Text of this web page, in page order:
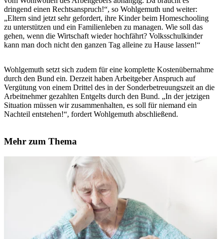
dringend einen Rechtsanspruch!“, so Wohlgemuth und weiter:
„Eltern sind jetzt sehr gefordert, ihre Kinder beim Homeschooling
zu unterstützen und ein Familienleben zu managen. Wie soll das
gehen, wenn die Wirtschaft wieder hochfährt? Volksschulkinder
kann man doch nicht den ganzen Tag alleine zu Hause lassen!“
Wohlgemuth setzt sich zudem für eine komplette Kostenübernahme
durch den Bund ein. Derzeit haben Arbeitgeber Anspruch auf
Vergütung von einem Drittel des in der Sonderbetreuungszeit an die
Arbeitnehmer gezahlten Entgelts durch den Bund. „In der jetzigen
Situation müssen wir zusammenhalten, es soll für niemand ein
Nachteil entstehen!“, fordert Wohlgemuth abschließend.
Mehr zum Thema